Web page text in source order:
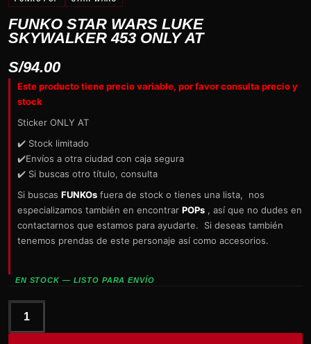
FUNKO STAR WARS LUKE
SKYWALKER 453 ONLY AT
S/94.00
Este producto tiene precio variable, por favor consulta precio y
stock
Sticker ONLY AT
✔️ Stock limitado
✔️Envíos a otra ciudad con caja segura
✔️ Si buscas otro título, consulta
Si buscas FUNKOs fuera de stock o tienes una lista, nos
especializamos también en encontrar POPs , así que no dudes en
contactarnos que estamos para ayudarte. Si deseas también
tenemos prendas de este personaje así como accesorios.
EN STOCK — LISTO PARA ENVÍO
funko